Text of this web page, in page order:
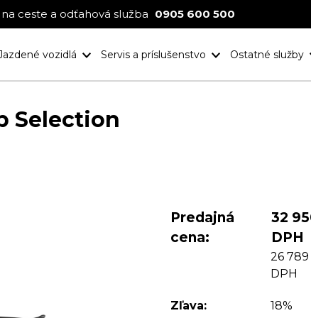
ceste a odťahová služba 0905 600 500
vozidlá Servis a príslušenstvo Ostatné služby
Selection
Predajná
cena:
32
DPH
26
DPH
Zľava:
18%